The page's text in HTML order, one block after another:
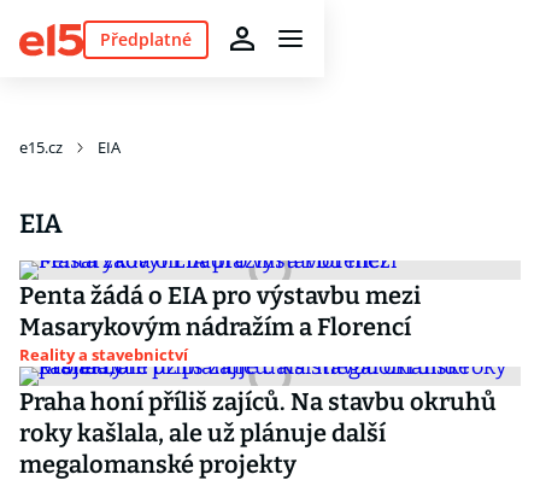
Předplatné
e15.cz EIA
EIA
Penta žádá o EIA pro výstavbu mezi
Masarykovým nádražím a Florencí
Reality a stavebnictví
Praha honí příliš zajíců. Na stavbu okruhů
roky kašlala, ale už plánuje další
megalomanské projekty